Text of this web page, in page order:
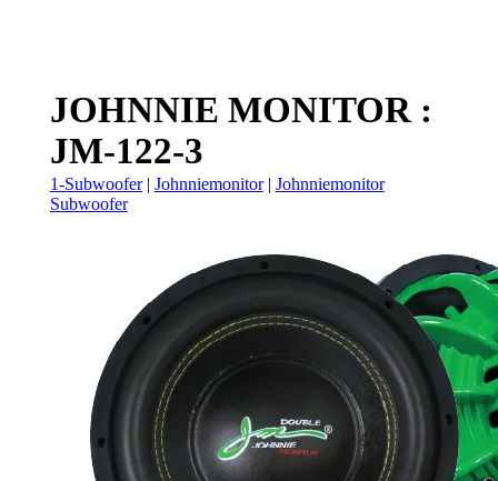
JOHNNIE MONITOR :
JM-122-3
1-Subwoofer| Johnniemonitor| Johnniemonitor
Subwoofer